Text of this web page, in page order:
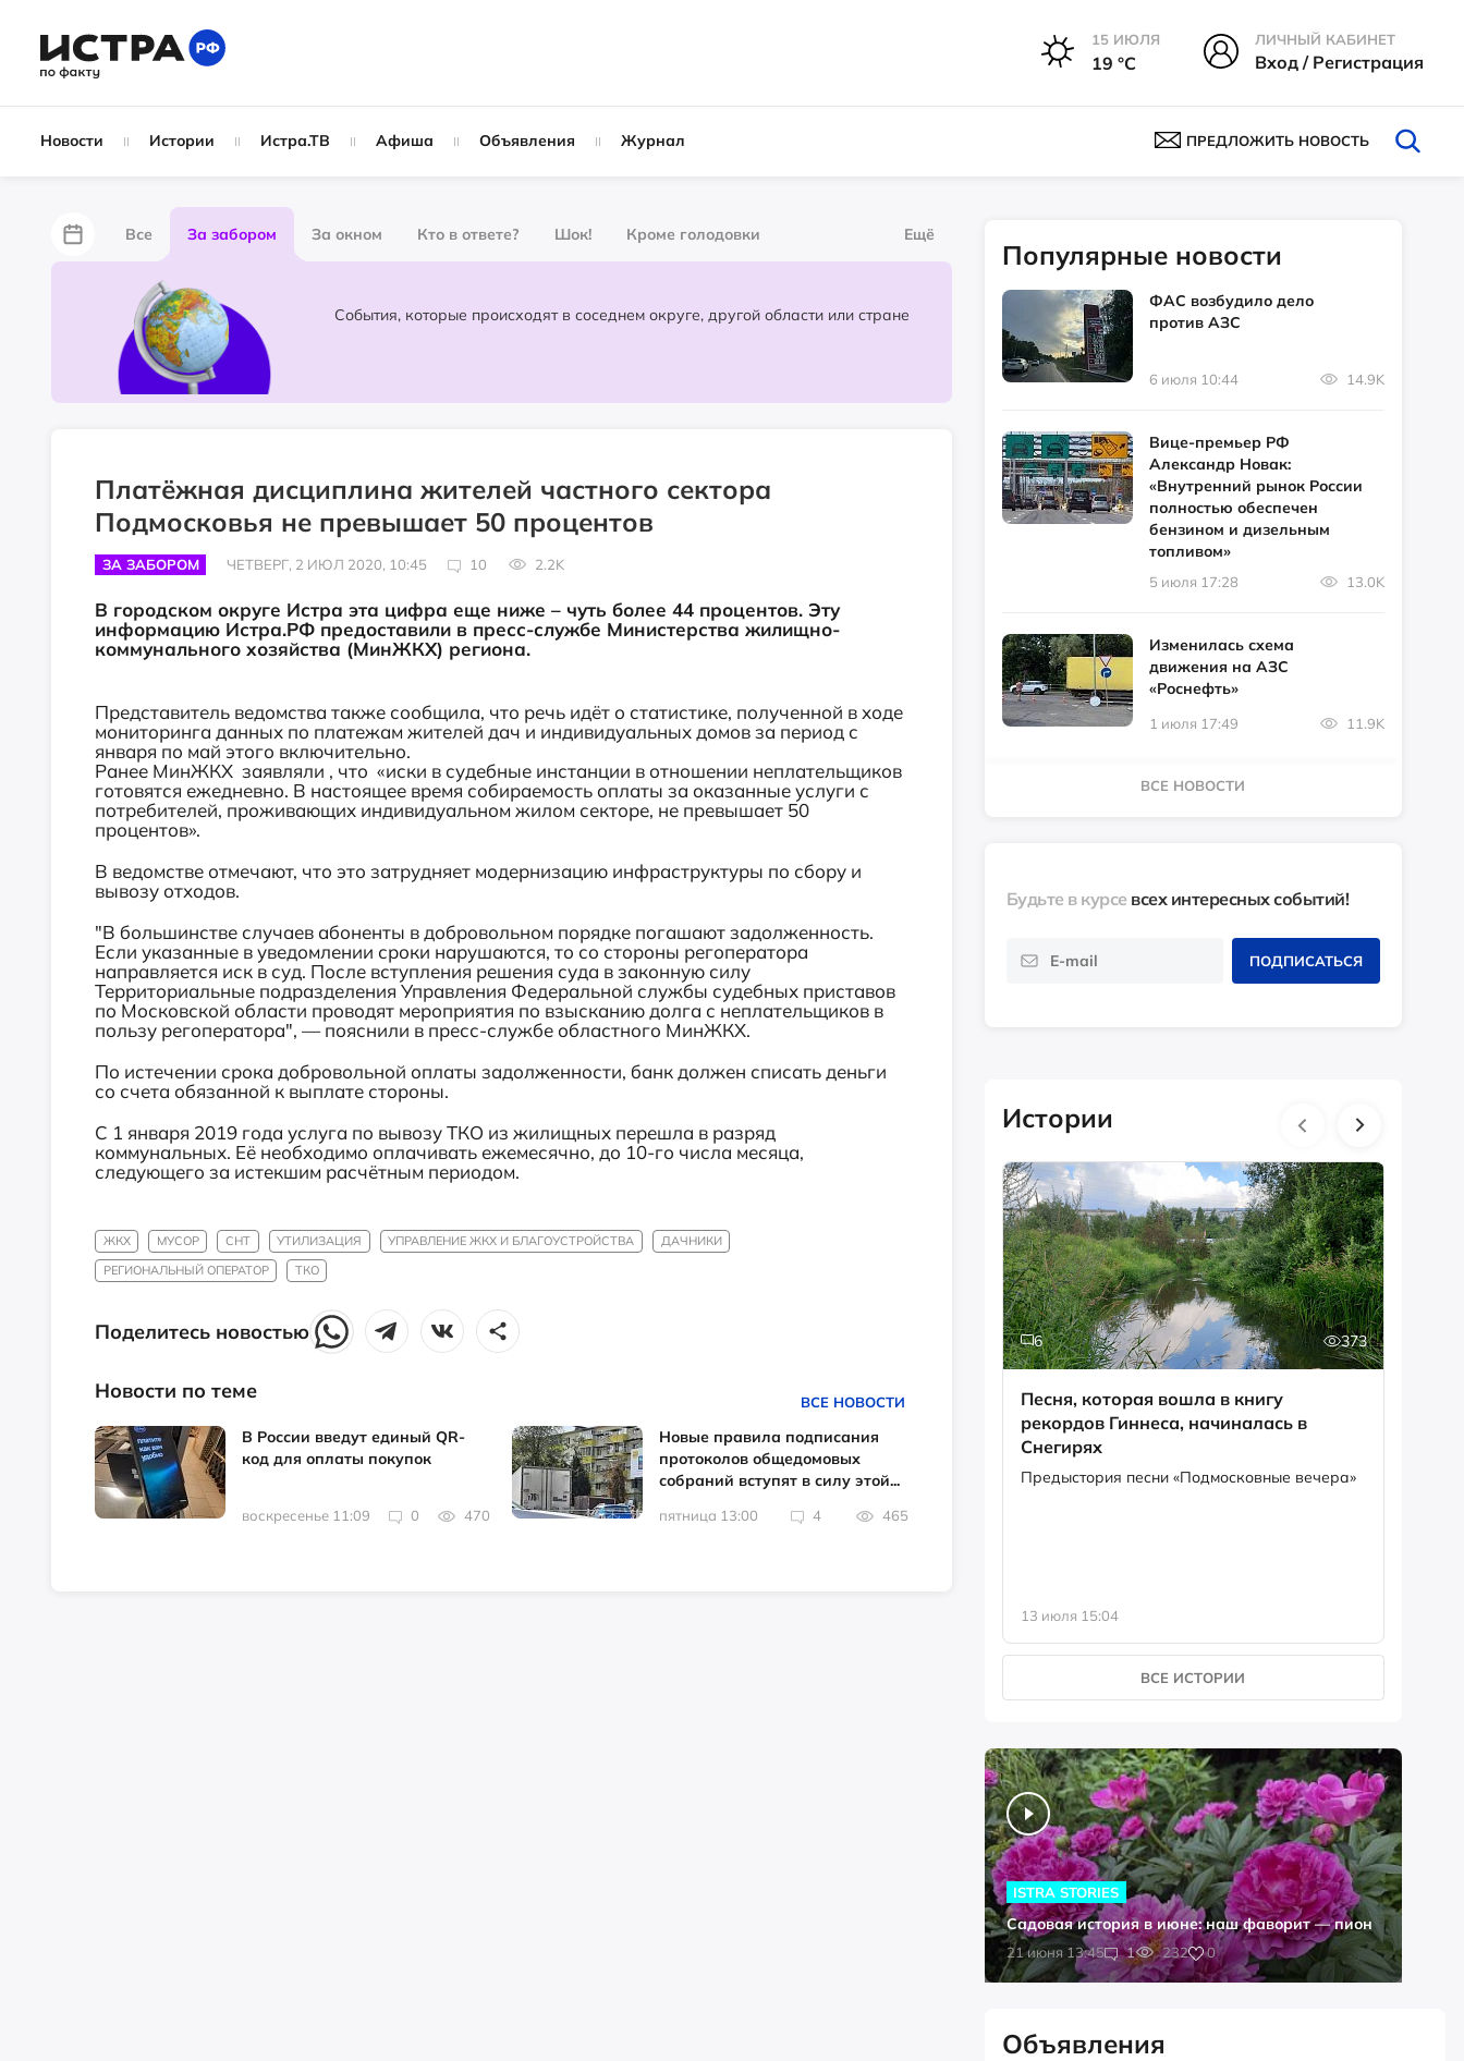
15 ИЮЛЯ
19 °С
ЛИЧНЫЙ КАБИНЕТ
Вход / Регистрация
Новости Истории Истра.ТВ Афиша Объявления Журнал ПРЕДЛОЖИТЬ НОВОСТЬ
Все За забором За окном Кто в ответе? Шок! Кроме голодовки
Лайфхаки
Народные новости
Ещё
События, которые происходят в соседнем округе, другой области или стране
Платёжная дисциплина жителей частного сектора
Подмосковья не превышает 50 процентов
ЗА ЗАБОРОМ ЧЕТВЕРГ, 2 ИЮЛ 2020, 10:45 10 2.2K
В городском округе Истра эта цифра еще ниже – чуть более 44 процентов. Эту
информацию Истра.РФ предоставили в пресс-службе Министерства жилищно-
коммунального хозяйства (МинЖКХ) региона.
Представитель ведомства также сообщила, что речь идёт о статистике, полученной в ходе
мониторинга данных по платежам жителей дач и индивидуальных домов за период с
января по май этого включительно.
Ранее МинЖКХ заявляли , что «иски в судебные инстанции в отношении неплательщиков
готовятся ежедневно. В настоящее время собираемость оплаты за оказанные услуги с
потребителей, проживающих индивидуальном жилом секторе, не превышает 50
процентов».
В ведомстве отмечают, что это затрудняет модернизацию инфраструктуры по сбору и
вывозу отходов.
"В большинстве случаев абоненты в добровольном порядке погашают задолженность.
Если указанные в уведомлении сроки нарушаются, то со стороны регоператора
направляется иск в суд. После вступления решения суда в законную силу
Территориальные подразделения Управления Федеральной службы судебных приставов
по Московской области проводят мероприятия по взысканию долга с неплательщиков в
пользу регоператора", — пояснили в пресс-службе областного МинЖКХ.
По истечении срока добровольной оплаты задолженности, банк должен списать деньги
со счета обязанной к выплате стороны.
С 1 января 2019 года услуга по вывозу ТКО из жилищных перешла в разряд
коммунальных. Её необходимо оплачивать ежемесячно, до 10-го числа месяца,
следующего за истекшим расчётным периодом.
ЖКХ МУСОР СНТ УТИЛИЗАЦИЯ УПРАВЛЕНИЕ ЖКХ И БЛАГОУСТРОЙСТВА
ДАЧНИКИ
РЕГИОНАЛЬНЫЙ ОПЕРАТОР
ТКО
Поделитесь новостью
Новости по теме ВСЕ НОВОСТИ
В России введут единый QR-
код для оплаты покупок
воскресенье 11:09 0 470
Новые правила подписания
протоколов общедомовых
собраний вступят в силу этой...
пятница 13:00 4 465
Популярные новости
ФАС возбудило дело
против АЗС
6 июля 10:44 14.9K
Вице-премьер РФ
Александр Новак:
«Внутренний рынок России
полностью обеспечен
бензином и дизельным
топливом»
5 июля 17:28 13.0K
Изменилась схема
движения на АЗС
«Роснефть»
1 июля 17:49 11.9K
ВСЕ НОВОСТИ
Будьте в курсе всех интересных событий!
ПОДПИСАТЬСЯ
Истории
6 373
Песня, которая вошла в книгу
рекордов Гиннеса, начиналась в
Снегирях
Предыстория песни «Подмосковные вечера»
13 июля 15:04
ВСЕ ИСТОРИИ
21 июня 13:45 1 232 0
ISTRA STORIES
Садовая история в июне: наш фаворит — пион
Объявления